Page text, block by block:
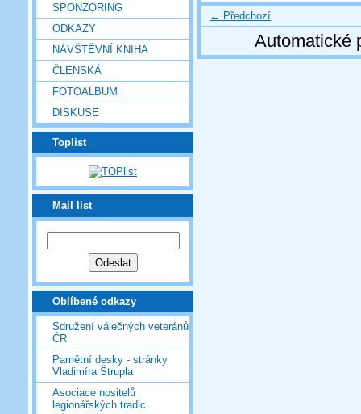
SPONZORING
ODKAZY
NÁVŠTĚVNÍ KNIHA
ČLENSKÁ
FOTOALBUM
DISKUSE
Toplist
Mail list
Oblíbené odkazy
Sdružení válečných veteránů
ČR
Pamětní desky - stránky
Vladimíra Štrupla
Asociace nositelů
legionářských tradic
← Předchozí
Automatické